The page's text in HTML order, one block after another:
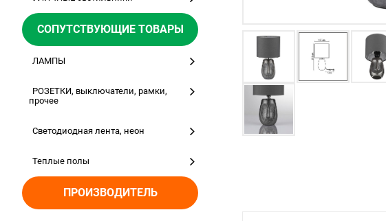
СОПУТСТВУЮЩИЕ ТОВАРЫ
ЛАМПЫ
РОЗЕТКИ, выключатели, рамки,
прочее
Светодиодная лента, неон
Теплые полы
ПРОИЗВОДИТЕЛЬ